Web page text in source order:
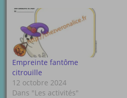
Empreinte fantôme
citrouille
12 octobre 2024
Dans "Les activités"